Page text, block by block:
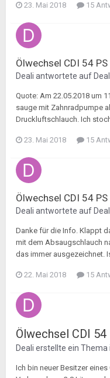
23. Mai 2018 15
Ölwechsel CDI 54 PS
Deali antwortete auf
Quote: Am 22.05.2018 um
sauge mit Zahnradpumpe
Druckluftschlauch. Ich
23. Mai 2018 15
Ölwechsel CDI 54 PS
Deali antwortete auf
Danke für die Info. Klappt
mit dem Absaugschlauch
das immer ausgezeichnet.
22. Mai 2018 15
Ölwechsel CDI 54
Deali erstellte ein Thema
Ich bin neuer Besitzer eines